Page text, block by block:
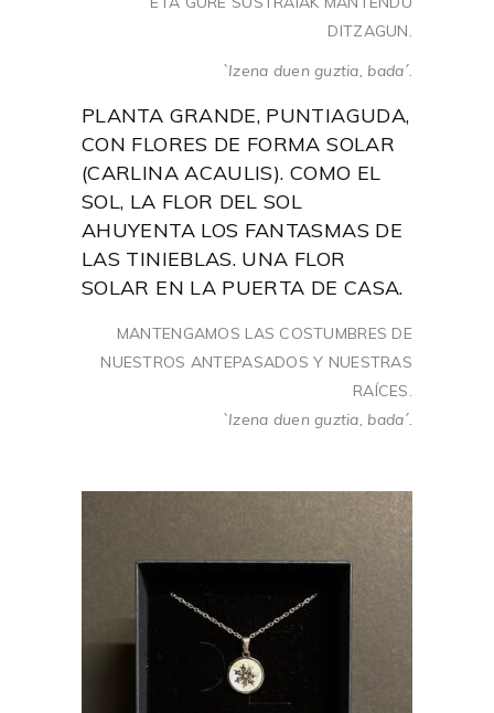
DITZAGUN.
`Izena duen guztia, bada´.
PLANTA GRANDE, PUNTIAGUDA,
CON FLORES DE FORMA SOLAR
(CARLINA ACAULIS). COMO EL
SOL, LA FLOR DEL SOL
AHUYENTA LOS FANTASMAS DE
LAS TINIEBLAS. UNA FLOR
SOLAR EN LA PUERTA DE CASA.
MANTENGAMOS LAS COSTUMBRES DE
NUESTROS ANTEPASADOS Y NUESTRAS
RAÍCES.
`Izena duen guztia, bada´.
27,00 €